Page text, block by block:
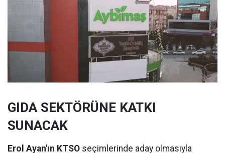
GIDA SEKTÖRÜNE KATKI
SUNACAK
Erol Ayan'ın KTSO seçimlerinde aday olmasıyla